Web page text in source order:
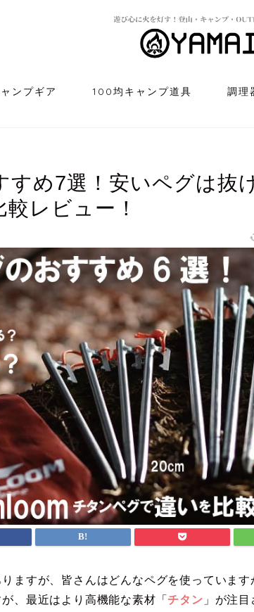
ンプギア 100均キャンプ道具 調理
すめ7選！安いペグは抜
レビュー！
ますが、皆さんはどんなペグを使っています
、最近はより高機能な素材「チタン 」が注目